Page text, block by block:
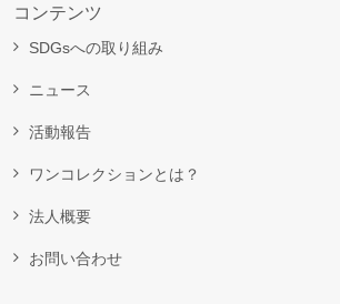
コンテンツ
SDGsへの取り組み
ニュース
活動報告
ワンコレクションとは？
法人概要
お問い合わせ